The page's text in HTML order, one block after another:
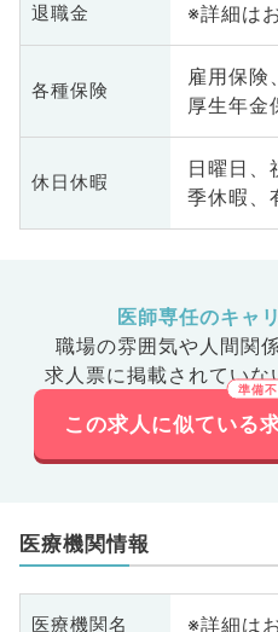
退職金 ※詳細は
各種保険
雇用保険
厚生年金
休日休暇
日曜日、
季休暇、
医師専任のキャ
職場の雰囲気や人間関係
求人票に掲載されていな
この求人に似ている
医療機関情報
医療機関名 ※詳細は